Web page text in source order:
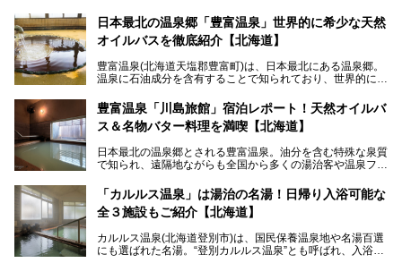
動拠点である北海道の銭湯「湯屋・サーモン」にて、メンズ
スキンケアブランド バルクオムの「ONE DAY KIT」を数量
限定でプレゼントいたします。
で、ぜひお試しください。※6月13日配布開始、なくなり次
第終了
───
提供元：株式会社バルクオム【PR】
この記事は株式会社バルクオム商品のPR記事です。
日本最北の温泉郷「豊富温泉」世界的に希少な天然
オイルバスを徹底紹介【北海道】
豊富温泉(北海道天塩郡豊富町)は、日本最北にある温泉郷。
温泉に石油成分を含有することで知られており、世界的にも
に特効があると言われ、遠隔地ながらも全国から湯治・療養
目的で多くの人々が訪れます。
地体験し、独自の視点で豊富温泉の“天然オイルバス”をレポ
ート。温泉地概要や日帰り入浴施設をはじめ、宿泊施設・ア
豊富温泉「川島旅館」宿泊レポート！天然オイルバ
ス＆名物バター料理を満喫【北海道】
日本最北の温泉郷とされる豊富温泉。油分を含む特殊な泉質
で知られ、遠隔地ながらも全国から多くの湯治客や温泉ファ
「川島旅館」は、豊富温泉の開湯当初から営業する老舗旅
館。とりわけ温泉の良さと名物のバター料理に定評があり、
の温泉や料理をはじめ、パブリックスペース・客室など宿の
全貌を徹底的にご紹介します！
「カルルス温泉」は湯治の名湯！日帰り入浴可能な
全３施設もご紹介【北海道】
カルルス温泉(北海道登別市)は、国民保養温泉地や名湯百選
にも選ばれた名湯。“登別カルルス温泉”とも呼ばれ、入浴剤